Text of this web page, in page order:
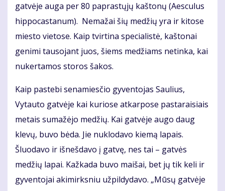
gatvėje auga per 80 paprastųjų kaštonų (Aesculus
hippocastanum). Nemažai šių medžių yra ir kitose
miesto vietose. Kaip tvirtina specialistė, kaštonai
genimi tausojant juos, šiems medžiams netinka, kai
nukertamos storos šakos.
Kaip pastebi senamiesčio gyventojas Saulius,
Vytauto gatvėje kai kuriose atkarpose pastaraisiais
metais sumažėjo medžių. Kai gatvėje augo daug
klevų, buvo bėda. Jie nuklodavo kiemą lapais.
Šluodavo ir išnešdavo į gatvę, nes tai – gatvės
medžių lapai. Kažkada buvo maišai, bet jų tik keli ir
gyventojai akimirksniu užpildydavo. „Mūsų gatvėje